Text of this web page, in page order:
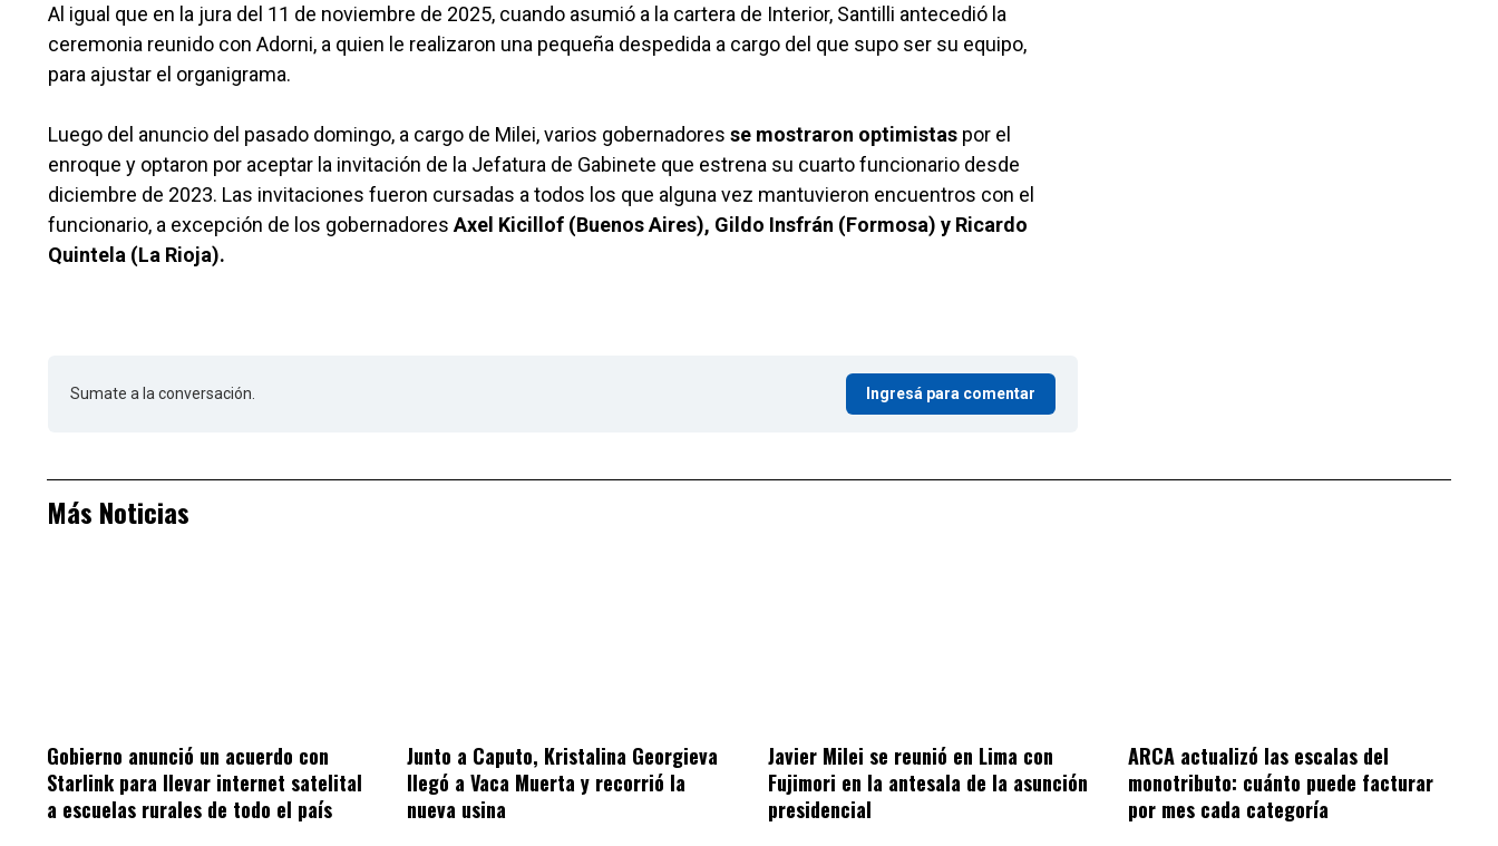
Al igual que en la jura del 11 de noviembre de 2025, cuando asumió a la cartera de Interior, Santilli antecedió la
ceremonia reunido con Adorni, a quien le realizaron una pequeña despedida a cargo del que supo ser su equipo,
para ajustar el organigrama.
Luego del anuncio del pasado domingo, a cargo de Milei, varios gobernadores se mostraron optimistas por el
enroque y optaron por aceptar la invitación de la Jefatura de Gabinete que estrena su cuarto funcionario desde
diciembre de 2023. Las invitaciones fueron cursadas a todos los que alguna vez mantuvieron encuentros con el
funcionario, a excepción de los gobernadores Axel Kicillof (Buenos Aires), Gildo Insfrán (Formosa) y Ricardo
Quintela (La Rioja).
Sumate a la conversación. Ingresá para comentar
Más Noticias
Gobierno anunció un acuerdo con
Starlink para llevar internet satelital
a escuelas rurales de todo el país
Junto a Caputo, Kristalina Georgieva
llegó a Vaca Muerta y recorrió la
nueva usina
Javier Milei se reunió en Lima con
Fujimori en la antesala de la asunción
presidencial
ARCA actualizó las escalas del
monotributo: cuánto puede facturar
por mes cada categoría